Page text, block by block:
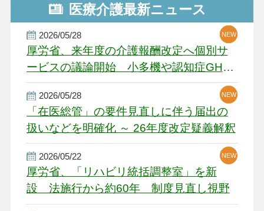
医療介護最新ニュース
2026/05/28
厚労省、来年度の介護報酬改定へ個別サ
ービスの議論開始 小多機や認知症GH、
厳しい経営環境に危機感
NEW
NEW
NEW
2026/05/28
「在医総管」の要件見直しに伴う届出の
扱いなどを明確化 ～ 26年度改定疑義解釈
NEW
NEW
2026/05/22
厚労省、「リハビリ統括調整室」を新
設 法施行から約60年 制度見直し視野
NEW